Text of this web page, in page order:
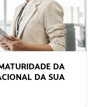
DA
DA SUA